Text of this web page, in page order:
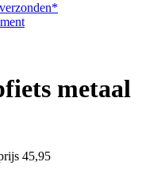
metaal
45,95